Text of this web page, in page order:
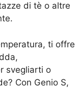
di tè o altre
ti offre
svegliarti o
Con Genio S,